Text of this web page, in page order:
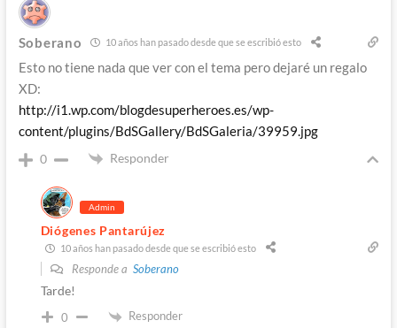
Soberano 10 años han pasado desde que se escribió esto
Esto no tiene nada que ver con el tema pero dejaré un regalo
XD:
http://i1.wp.com/blogdesuperheroes.es/wp-
content/plugins/BdSGallery/BdSGaleria/39959.jpg
0 Responder
Admin
Diógenes Pantarújez
10 años han pasado desde que se escribió esto
Responde a Soberano
Tarde!
0 Responder